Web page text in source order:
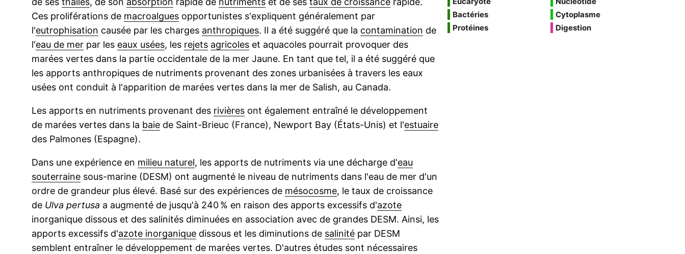
Ces proliférations de macroalgues opportunistes s'expliquent généralement par
l'eutrophisation causée par les charges anthropiques. Il a été suggéré que la contamination de
l'eau de mer par les eaux usées, les rejets agricoles et aquacoles pourrait provoquer des
marées vertes dans la partie occidentale de la mer Jaune. En tant que tel, il a été suggéré que
les apports anthropiques de nutriments provenant des zones urbanisées à travers les eaux
usées ont conduit à l'apparition de marées vertes dans la mer de Salish, au Canada.
Les apports en nutriments provenant des rivières ont également entraîné le développement
de marées vertes dans la baie de Saint-Brieuc (France), Newport Bay (États-Unis) et l'estuaire
des Palmones (Espagne).
Dans une expérience en milieu naturel, les apports de nutriments via une décharge d'eau
souterraine sous-marine (DESM) ont augmenté le niveau de nutriments dans l'eau de mer d'un
ordre de grandeur plus élevé. Basé sur des expériences de mésocosme, le taux de croissance
de Ulva pertusa a augmenté de jusqu'à 240 % en raison des apports excessifs d'azote
inorganique dissous et des salinités diminuées en association avec de grandes DESM. Ainsi, les
apports excessifs d'azote inorganique dissous et les diminutions de salinité par DESM
semblent entraîner le développement de marées vertes. D'autres études sont nécessaires
Bactéries
Protéines
Cytoplasme
Digestion